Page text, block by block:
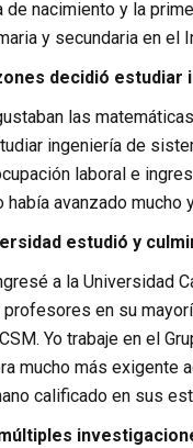
de nacimiento y la
y secundaria en el
decidió estudiar
las
ingeniería de
laboral e
había avanzado
estudió y
a la Universidad
profesores en su
Yo trabaje en el
mucho más exigente
calificado en sus